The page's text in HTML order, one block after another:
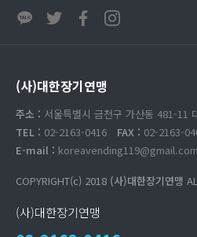
(사)대한장기연맹
주소 : 서울특별시 금천구 가산동 481-11
TEL : 02-2163-0416 FAX : 02-2163-
E-mail : koreavending119@gmail.com
COPYRIGHT(c) 2018 (사)대한장기연맹
(사)대한장기연맹